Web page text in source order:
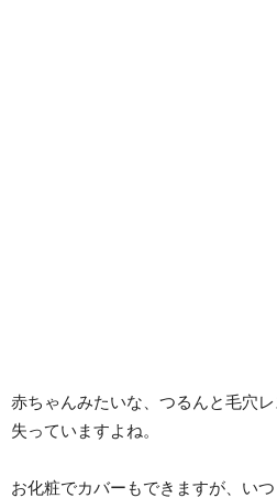
赤ちゃんみたいな、つるんと毛穴
失っていますよね。
お化粧でカバーもできますが、い